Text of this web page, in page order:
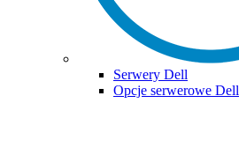
Serwery Dell
Opcje serwerowe Dell